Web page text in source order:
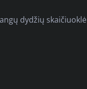
dydžių skaičiuoklė